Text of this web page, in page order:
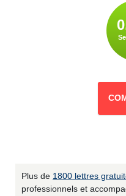
Plus de 1800 lettres
professionnels et